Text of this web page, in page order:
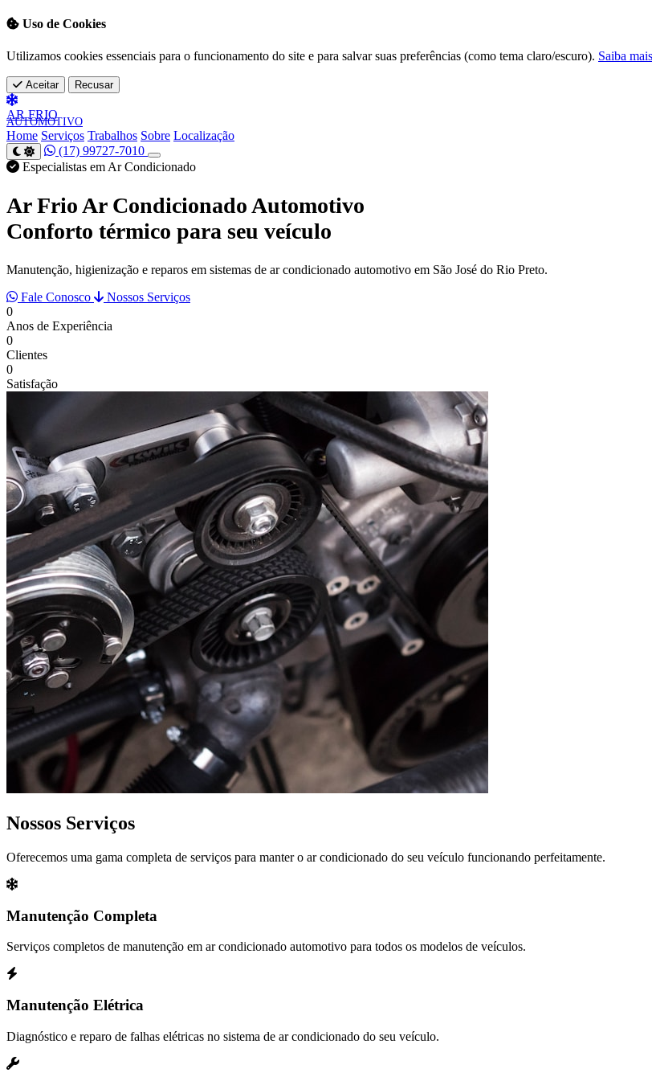
Uso de Cookies
Utilizamos cookies essenciais para o funcionamento do site e para salvar suas preferências (como tema claro/escuro). Saiba
Aceitar Recusar
ARFRIO
AUTOMOTIVO
Home Serviços Trabalhos Sobre Localização
(17) 99727-7010
Especialistas em Ar Condicionado
Ar Frio Ar Condicionado Automotivo
Conforto térmico para seu veículo
Manutenção, higienização e reparos em sistemas de ar condicionado automotivo em São José do Rio Preto.
Fale Conosco
Nossos Serviços
0
Anos de Experiência
0
Clientes
0
Satisfação
Nossos Serviços
Oferecemos uma gama completa de serviços para manter o ar condicionado do seu veículo funcionando perfeitamente.
Manutenção Completa
Serviços completos de manutenção em ar condicionado automotivo para todos os modelos de veículos.
Manutenção Elétrica
Diagnóstico e reparo de falhas elétricas no sistema de ar condicionado do seu veículo.